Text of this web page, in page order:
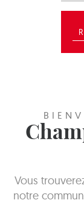
Vous
notre